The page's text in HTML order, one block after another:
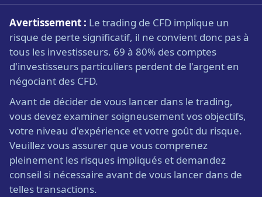
Avertissement : Le trading de CFD implique un
risque de perte significatif, il ne convient donc pas à
tous les investisseurs. 69 à 80% des comptes
d'investisseurs particuliers perdent de l'argent en
négociant des CFD.
Avant de décider de vous lancer dans le trading,
vous devez examiner soigneusement vos objectifs,
votre niveau d'expérience et votre goût du risque.
Veuillez vous assurer que vous comprenez
pleinement les risques impliqués et demandez
conseil si nécessaire avant de vous lancer dans de
telles transactions.